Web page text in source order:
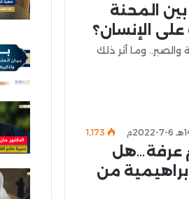
المحنة
على الإنسان؟
وما أثر ذلك
1٬173
عرفة…هل
من